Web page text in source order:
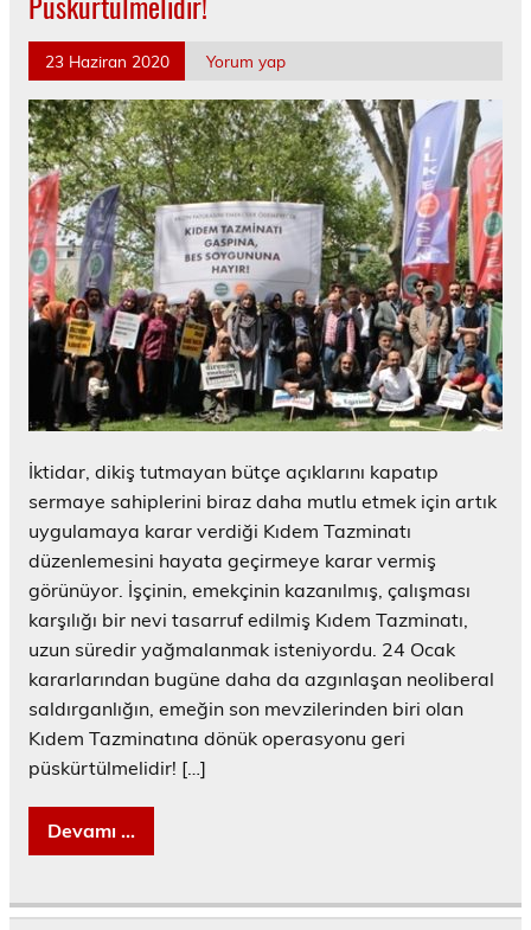
23 Haziran 2020 Yorum yap
İktidar, dikiş tutmayan bütçe açıklarını kapatıp
sermaye sahiplerini biraz daha mutlu etmek için artık
uygulamaya karar verdiği Kıdem Tazminatı
düzenlemesini hayata geçirmeye karar vermiş
görünüyor. İşçinin, emekçinin kazanılmış, çalışması
karşılığı bir nevi tasarruf edilmiş Kıdem Tazminatı,
uzun süredir yağmalanmak isteniyordu. 24 Ocak
kararlarından bugüne daha da azgınlaşan neoliberal
saldırganlığın, emeğin son mevzilerinden biri olan
Kıdem Tazminatına dönük operasyonu geri
püskürtülmelidir! […]
Devamı ...